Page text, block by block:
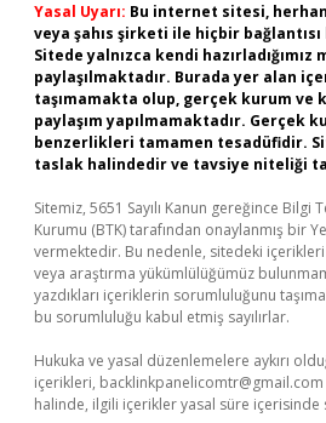
Yasal Uyarı: Bu internet sitesi,
veya şahıs şirketi ile hiçbir
Sitede yalnızca kendi hazırladığımız
paylaşılmaktadır. Burada yer alan
taşımamakta olup, gerçek kurum ve
paylaşım yapılmamaktadır. Gerçek
benzerlikleri tamamen tesadüfidir.
taslak halindedir ve tavsiye niteliği
Sitemiz, 5651 Sayılı Kanun gereğince Bilgi
Kurumu (BTK) tarafından onaylanmış bir
vermektedir. Bu nedenle, sitedeki
veya araştırma yükümlülüğümüz
yazdıkları içeriklerin sorumluluğunu
bu sorumluluğu kabul etmiş sayılırlar.
Hukuka ve yasal düzenlemelere aykırı
içerikleri, backlinkpanelicomtr@gmail.com
halinde, ilgili içerikler yasal süre içerisinde